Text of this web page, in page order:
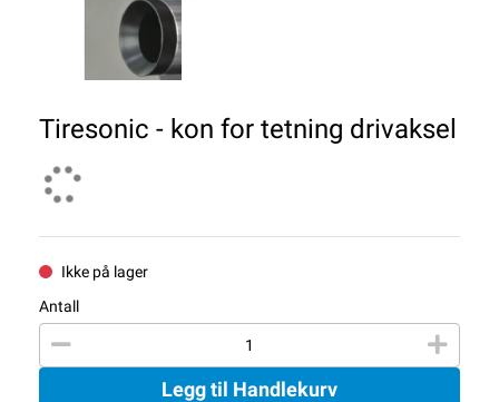
Tiresonic - kon for tetning drivaksel
Ikke på lager
Antall
Legg til Handlekurv